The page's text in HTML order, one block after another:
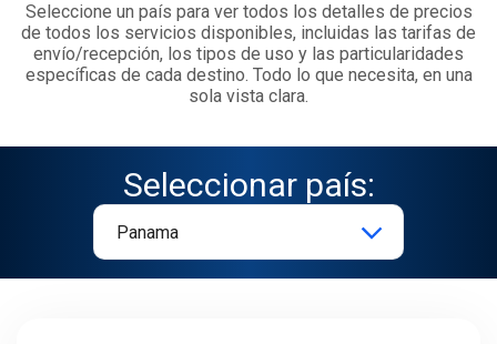
Seleccione un país para ver todos los detalles de precios
de todos los servicios disponibles, incluidas las tarifas de
envío/recepción, los tipos de uso y las particularidades
específicas de cada destino. Todo lo que necesita, en una
sola vista clara.
Seleccionar país: